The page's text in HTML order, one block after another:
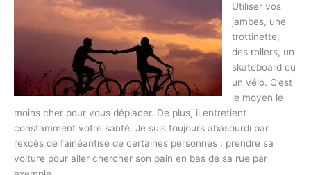
Utiliser vos
jambes, une
trottinette,
des rollers, un
skateboard ou
un vélo. C’est
le moyen le
moins cher pour vous déplacer. De plus, il entretient
constamment votre santé. Je suis toujours abasourdi par
l’excès de fainéantise de certaines personnes : prendre sa
voiture pour aller chercher son pain en bas de sa rue par